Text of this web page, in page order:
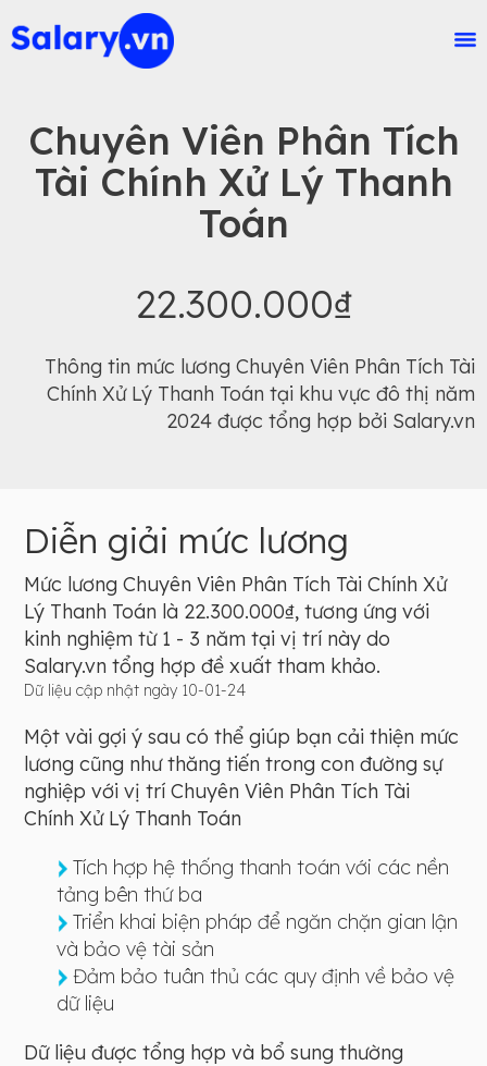
Chuyên Viên Phân Tích
Tài Chính Xử Lý Thanh
Toán
22.300.000₫
Thông tin mức lương Chuyên Viên Phân Tích Tài
Chính Xử Lý Thanh Toán tại khu vực đô thị năm
2024 được tổng hợp bởi Salary.vn
Diễn giải mức lương
Mức lương Chuyên Viên Phân Tích Tài Chính Xử
Lý Thanh Toán là 22.300.000₫, tương ứng với
kinh nghiệm từ 1 - 3 năm tại vị trí này do
Salary.vn tổng hợp đề xuất tham khảo.
Dữ liệu cập nhật ngày 10-01-24
Một vài gợi ý sau có thể giúp bạn cải thiện mức
lương cũng như thăng tiến trong con đường sự
nghiệp với vị trí Chuyên Viên Phân Tích Tài
Chính Xử Lý Thanh Toán
Tích hợp hệ thống thanh toán với các nền
tảng bên thứ ba
Triển khai biện pháp để ngăn chặn gian lận
và bảo vệ tài sản
Đảm bảo tuân thủ các quy định về bảo vệ
dữ liệu
Dữ liệu được tổng hợp và bổ sung thường